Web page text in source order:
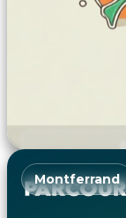
Montferrand